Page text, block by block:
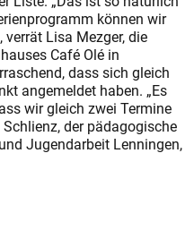
können wir
verrät Lisa Mezger, die
Café Olé in
dass sich gleich
angemeldet haben. „Es
wir gleich zwei Termine
der pädagogische
Jugendarbeit Lenningen,